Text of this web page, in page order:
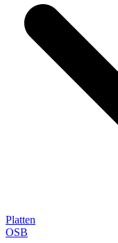
Platten
OSB